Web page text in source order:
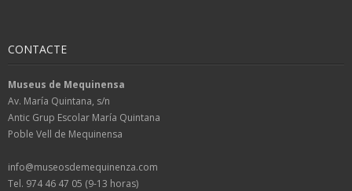
CONTACTE
Museus de Mequinensa
Av. María Quintana, s/n
Antic Grup Escolar María Quintana
Poble Vell de Mequinensa
info@museosdemequinenza.com
Tel. 974 46 47 05 (9-13 horas)